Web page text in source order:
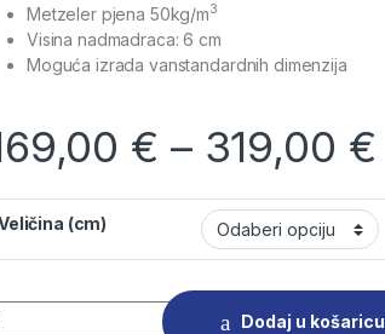
Metzeler pjena 50kg/m3
Visina nadmadraca: 6 cm
Moguća izrada vanstandardnih dimenzija
€ – 319,00 €
(cm)
Rubi 6 cm količina
Dodaj u košaricu